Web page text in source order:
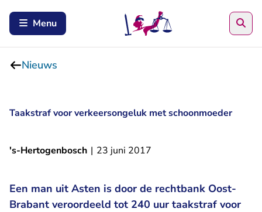
Menu
Nieuws
Taakstraf voor verkeersongeluk met schoonmoeder
's-Hertogenbosch | 23 juni 2017
Een man uit Asten is door de rechtbank Oost-
Brabant veroordeeld tot 240 uur taakstraf voor